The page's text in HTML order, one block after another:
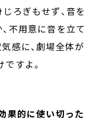
ろぎもせず、音を
不用意に音を立て
感に、劇場全体が
すよ。
果的に使い切った